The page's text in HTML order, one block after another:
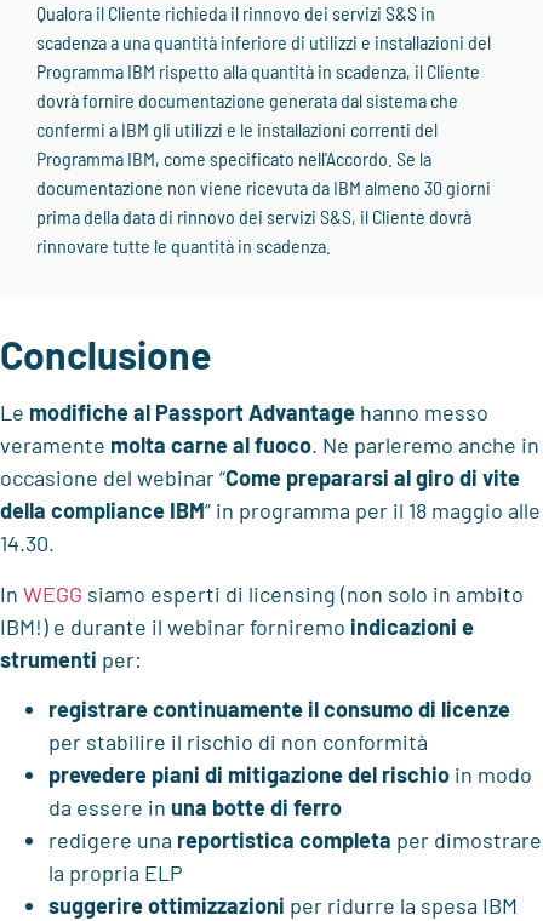
Qualora il Cliente richieda il rinnovo dei servizi S&S in
scadenza a una quantità inferiore di utilizzi e installazioni del
Programma IBM rispetto alla quantità in scadenza, il Cliente
dovrà fornire documentazione generata dal sistema che
confermi a IBM gli utilizzi e le installazioni correnti del
Programma IBM, come specificato nell'Accordo. Se la
documentazione non viene ricevuta da IBM almeno 30 giorni
prima della data di rinnovo dei servizi S&S, il Cliente dovrà
rinnovare tutte le quantità in scadenza.
Conclusione
Le modifiche al Passport Advantage hanno messo
veramente molta carne al fuoco. Ne parleremo anche in
occasione del webinar “Come prepararsi al giro di vite
della compliance IBM” in programma per il 18 maggio alle
14.30.
In WEGG siamo esperti di licensing (non solo in ambito
IBM!) e durante il webinar forniremo indicazioni e
strumenti per:
registrare continuamente il consumo di licenze
per stabilire il rischio di non conformità
prevedere piani di mitigazione del rischio in modo
da essere in una botte di ferro
redigere una reportistica completa per dimostrare
la propria ELP
suggerire ottimizzazioni per ridurre la spesa IBM